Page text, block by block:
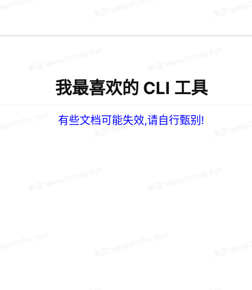
我最喜欢的 CLI 工具
有些文档可能失效,请自行甄别!